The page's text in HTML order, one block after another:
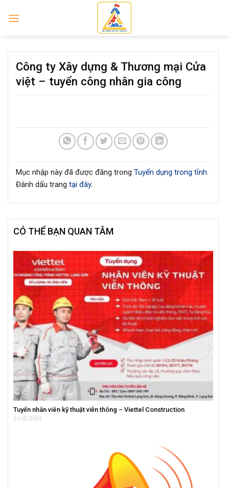
Công ty Xây dựng & Thương mại Cửa
việt – tuyển công nhân gia công
Mục nhập này đã được đăng trong Tuyển dụng trong tỉnh.
Đánh dấu trang tại đây.
CÓ THỂ BẠN QUAN TÂM
Tuyển nhân viên kỹ thuật viễn thông – Viettel Construction
31/07/2026